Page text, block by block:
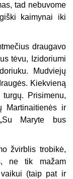
tad nebuvome
kaimynai iki
draugavo
tėvu, Izidoriumi
Mudviejų
Kiekvieną
Prisimenu,
Martinaitienės ir
Maryte bus
žvirblis trobikė,
ne tik mažam
(taip pat ir